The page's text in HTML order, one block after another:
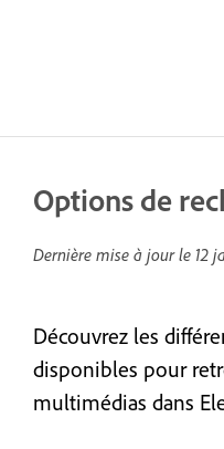
Options de
Dernière mise à jour le 12
Découvrez les
disponibles pour
multimédias dans